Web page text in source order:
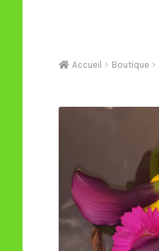
Accueil Boutique